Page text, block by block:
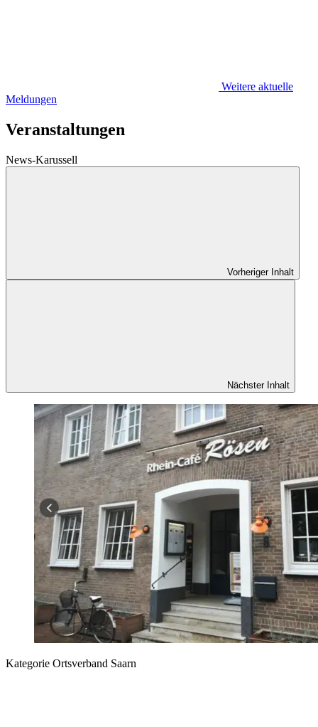
Weitere aktuelle
Meldungen
Veranstaltungen
News-Karussell
Vorheriger Inhalt
Nächster Inhalt
Kategorie Ortsverband Saarn